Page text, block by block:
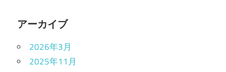
アーカイブ
2026年3月
2025年11月